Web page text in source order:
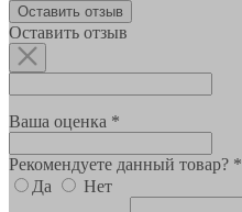
Оставить отзыв
Оставить отзыв
Ваша оценка *
Рекомендуете данный товар? *
Да
Нет